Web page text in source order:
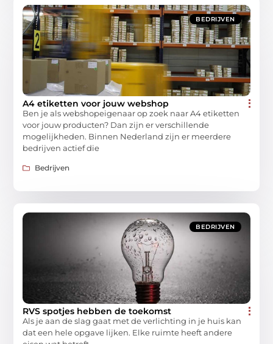
BEDRIJVEN
A4 etiketten voor jouw webshop
Ben je als webshopeigenaar op zoek naar A4 etiketten
voor jouw producten? Dan zijn er verschillende
mogelijkheden. Binnen Nederland zijn er meerdere
bedrijven actief die
Bedrijven
BEDRIJVEN
RVS spotjes hebben de toekomst
Als je aan de slag gaat met de verlichting in je huis kan
dat een hele opgave lijken. Elke ruimte heeft andere